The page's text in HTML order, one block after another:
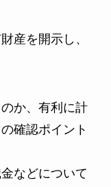
産を開示し、
か、有利に計
確認ポイント
などについて